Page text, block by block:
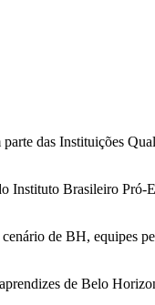
das Instituições
Instituto Brasileiro Pró-
de BH, equipes
de Belo